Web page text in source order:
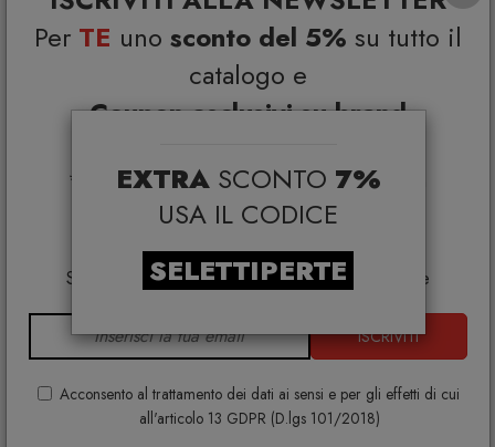
Per TE uno sconto del 5% su tutto il
catalogo e
Coupon esclusivi su brand
*Coupon non cumulabile con altre promo e non
applicabile su:
Smeg, Bontempi Casa, Samsonite, BBB Italia,
Franke, Gufram, Memphis, Plust, Gervasoni,
Samsung, Faber, Dunavox, Zafferano, VG, Slide
ISCRIVITI
Acconsento al trattamento dei dati ai sensi e per gli effetti di cui
all'articolo 13 GDPR (D.lgs 101/2018)
EXTRA SCONTO 7%
USA IL CODICE
SELETTIPERTE
€ 146,00